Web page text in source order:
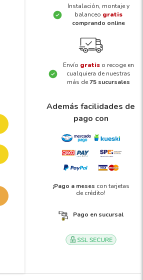
Instalación, montaje y
balanceo gratis
comprando online
Envío gratis o recoge en
cualquiera de nuestras
más de75 sucursales
Además facilidades de
pago con
¡Pago a meses con tarjetas
de crédito!
Pago en sucursal